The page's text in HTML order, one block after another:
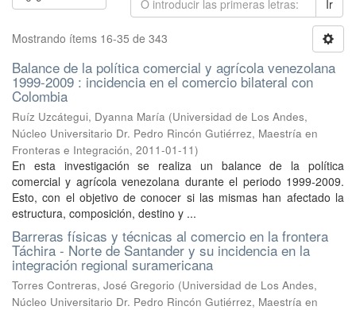
Ir
Mostrando ítems 16-35 de 343
Balance de la política comercial y agrícola venezolana
1999-2009 : incidencia en el comercio bilateral con
Colombia
Ruíz Uzcátegui, Dyanna María (Universidad de Los Andes,
Núcleo Universitario Dr. Pedro Rincón Gutiérrez, Maestría en
Fronteras e Integración, 2011-01-11)
En esta investigación se realiza un balance de la política
comercial y agrícola venezolana durante el periodo 1999-2009.
Esto, con el objetivo de conocer si las mismas han afectado la
estructura, composición, destino y ...
Barreras físicas y técnicas al comercio en la frontera
Táchira - Norte de Santander y su incidencia en la
integración regional suramericana
Torres Contreras, José Gregorio (Universidad de Los Andes,
Núcleo Universitario Dr. Pedro Rincón Gutiérrez, Maestría en